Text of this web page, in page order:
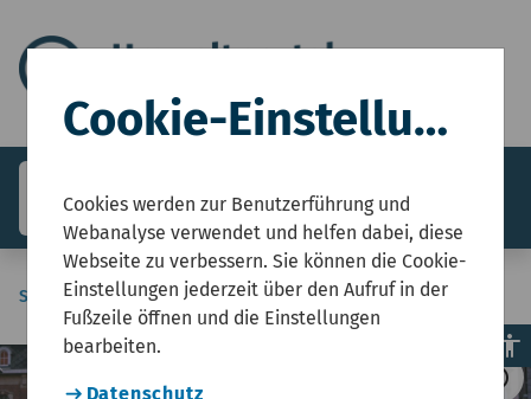
search menuMenü
Sie sind hier: Start Open Data
copyright
Cookie-Einstellungen
Cookies werden zur Benutzerführung und
Webanalyse verwendet und helfen dabei, diese
Webseite zu verbessern. Sie können die Cookie-
Einstellungen jederzeit über den Aufruf in der
Fußzeile öffnen und die Einstellungen
bearbeiten.
Datenschutz
accessibility